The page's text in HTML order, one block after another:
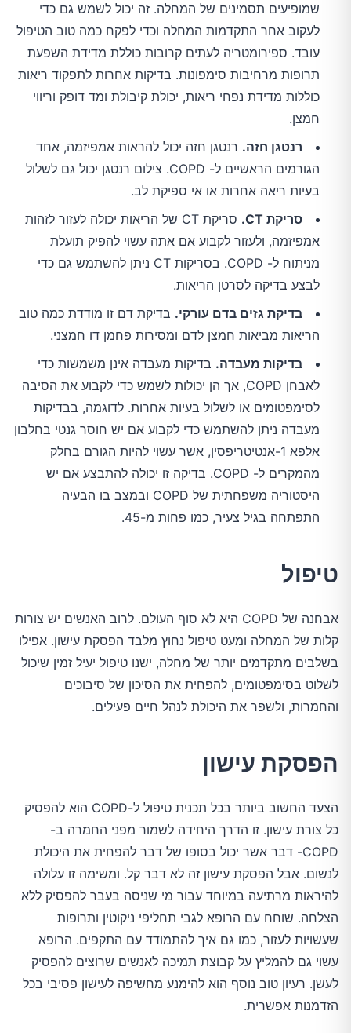
שמופיעים תסמינים של המחלה. זה יכול לשמש גם כדי
לעקוב אחר התקדמות המחלה וכדי לפקח כמה טוב הטיפול
עובד. ספירומטריה לעתים קרובות כוללת מדידת השפעת
תרופות מרחיבות סימפונות. בדיקות אחרות לתפקוד ריאות
כוללות מדידת נפחי ריאות, יכולת קיבולת ומד דופק וריווי
חמצן.
רנטגן חזה. רנטגן חזה יכול להראות אמפיזמה, אחד
הגורמים הראשיים ל- COPD. צילום רנטגן יכול גם לשלול
בעיות ריאה אחרות או אי ספיקת לב.
סריקת CT.
סריקת CT של הריאות יכולה לעזור לזהות
אמפיזמה, ולעזור לקבוע אם אתה עשוי להפיק תועלת
מניתוח ל- COPD. בסריקות CT ניתן להשתמש גם כדי
לבצע בדיקה לסרטן הריאות.
בדיקת גזים בדם עורקי. בדיקת דם זו מודדת כמה טוב
הריאות מביאות חמצן לדם ומסירות פחמן דו חמצני.
בדיקות מעבדה. בדיקות מעבדה אינן משמשות כדי
לאבחן COPD, אך הן יכולות לשמש כדי לקבוע את הסיבה
לסימפטומים או לשלול בעיות אחרות. לדוגמה, בבדיקות
מעבדה ניתן להשתמש כדי לקבוע אם יש חוסר גנטי בחלבון
אלפא 1-אנטיטריפסין, אשר עשוי להיות הגורם בחלק
מהמקרים ל- COPD. בדיקה זו יכולה להתבצע אם יש
היסטוריה משפחתית של COPD ובמצב בו הבעיה
התפתחה בגיל צעיר, כמו פחות מ-45.
טיפול
אבחנה של COPD היא לא סוף העולם. לרוב האנשים יש צורות
קלות של המחלה ומעט טיפול נחוץ מלבד הפסקת עישון. אפילו
בשלבים מתקדמים יותר של מחלה, ישנו טיפול יעיל זמין שיכול
לשלוט בסימפטומים, להפחית את הסיכון של סיבוכים
והחמרות, ולשפר את היכולת לנהל חיים פעילים.
הפסקת עישון
הצעד החשוב ביותר בכל תכנית טיפול ל-COPD הוא להפסיק
כל צורת עישון. זו הדרך היחידה לשמור מפני החמרה ב-
COPD- דבר אשר יכול בסופו של דבר להפחית את היכולת
לנשום. אבל הפסקת עישון זה לא דבר קל. ומשימה זו עלולה
להיראות מרתיעה במיוחד עבור מי שניסה בעבר להפסיק ללא
הצלחה. שוחח עם הרופא לגבי תחליפי ניקוטין ותרופות
שעשויות לעזור, כמו גם איך להתמודד עם התקפים. הרופא
עשוי גם להמליץ על קבוצת תמיכה לאנשים שרוצים להפסיק
לעשן. רעיון טוב נוסף הוא להימנע מחשיפה לעישון פסיבי בכל
הזדמנות אפשרית.